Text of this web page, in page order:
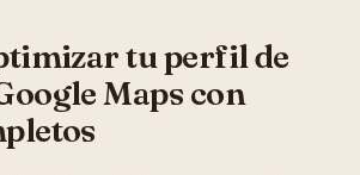
tu perfil de
Maps con